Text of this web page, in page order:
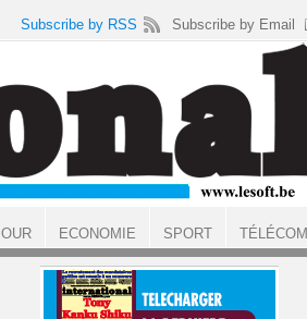
Subscribe by RSS Subscribe by Email
ECONOMIE SPORT TÉLÉCOM